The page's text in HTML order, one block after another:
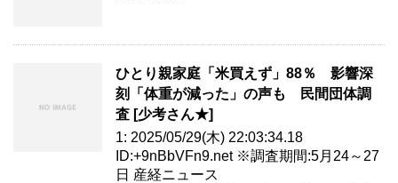
ひとり親家庭「米買えず」88％ 影響深
刻「体重が減った」の声も 民間団体調
査 [少考さん★]
1: 2025/05/29(木) 22:03:34.18
ID:+9nBbVFn9.net ※調査期間:5月24～27
日 産経ニュース